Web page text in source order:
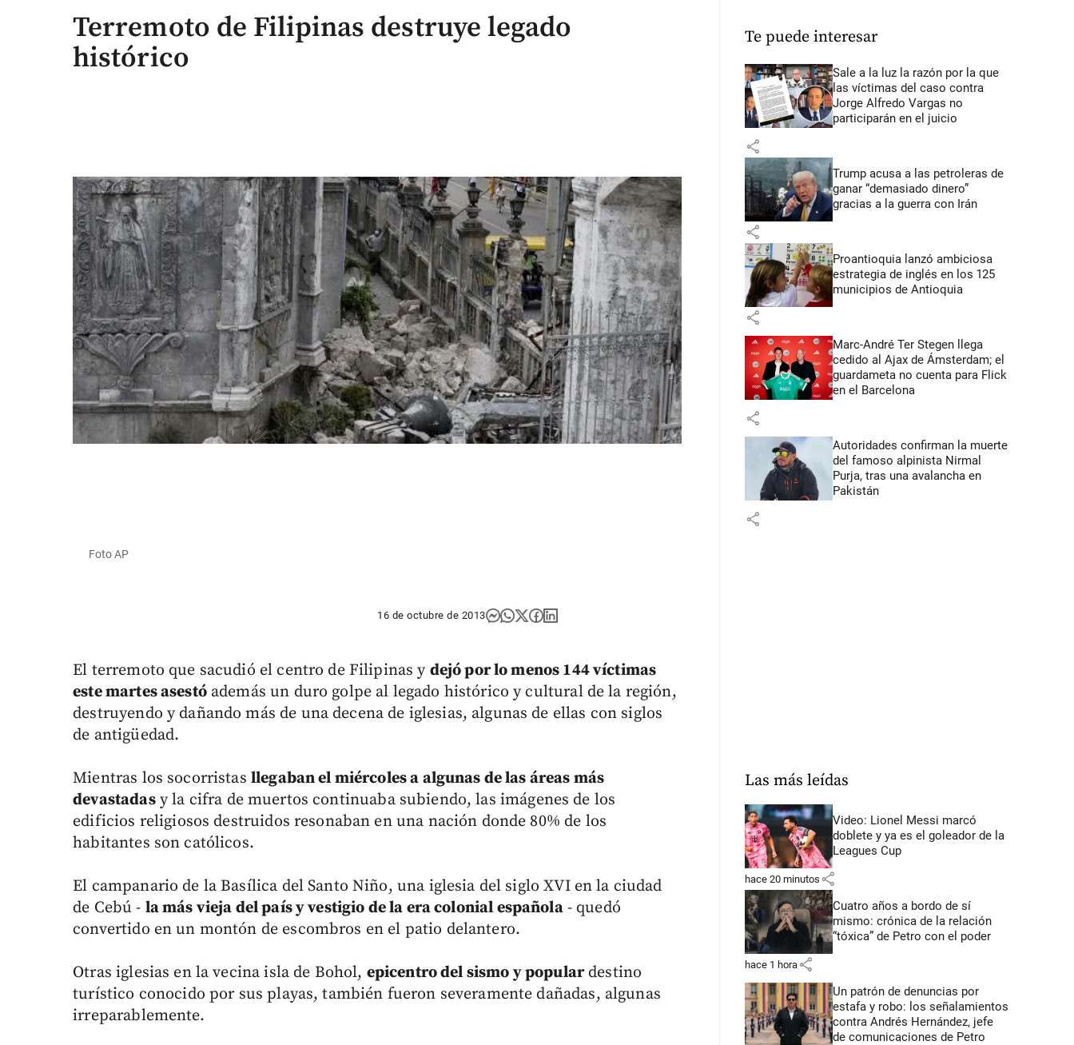
Terremoto de Filipinas destruye legado
histórico
Foto AP
16 de octubre de 2013
El terremoto que sacudió el centro de Filipinas y dejó por lo menos 144 víctimas
este martes asestóademás un duro golpe al legado histórico y cultural de la región,
destruyendo y dañando más de una decena de iglesias, algunas de ellas con siglos
de antigüedad.
Mientras los socorristas llegaban el miércoles a algunas de las áreas más
devastadasy la cifra de muertos continuaba subiendo, las imágenes de los
edificios religiosos destruidos resonaban en una nación donde 80% de los
habitantes son católicos.
El campanario de la Basílica del Santo Niño, una iglesia del siglo XVI en la ciudad
de Cebú - la más vieja del país y vestigio de la era colonial española- quedó
convertido en un montón de escombros en el patio delantero.
Otras iglesias en la vecina isla de Bohol, epicentro del sismo y populardestino
turístico conocido por sus playas, también fueron severamente dañadas, algunas
irreparablemente.
Te puede interesar
Sale a la luz la razón por la que
las víctimas del caso contra
Jorge Alfredo Vargas no
participarán en el juicio
share
Trump acusa a las petroleras de
ganar “demasiado dinero”
gracias a la guerra con Irán
share
Proantioquia lanzó ambiciosa
estrategia de inglés en los 125
municipios de Antioquia
share
Marc-André Ter Stegen llega
cedido al Ajax de Ámsterdam; el
guardameta no cuenta para Flick
en el Barcelona
share
Autoridades confirman la muerte
del famoso alpinista Nirmal
Purja, tras una avalancha en
Pakistán
share
Las más leídas
Video: Lionel Messi marcó
doblete y ya es el goleador de la
Leagues Cup
hace 20 minutos share
Cuatro años a bordo de sí
mismo: crónica de la relación
“tóxica” de Petro con el poder
hace 1 hora share
Un patrón de denuncias por
estafa y robo: los señalamientos
contra Andrés Hernández, jefe
de comunicaciones de Petro